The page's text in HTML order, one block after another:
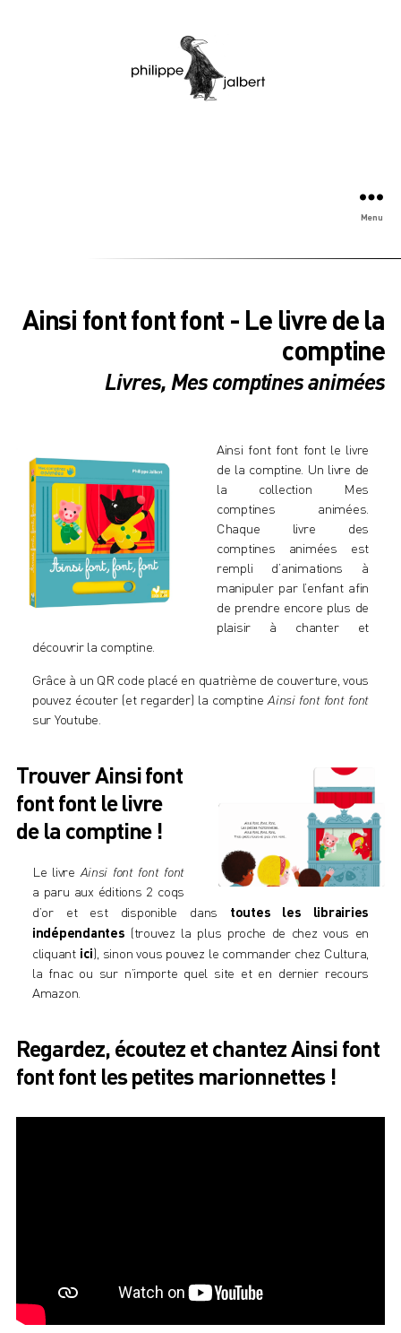
Menu
Ainsi font font font - Le livre de la
comptine
Livres, Mes comptines animées
Ainsi font font font le livre
de la comptine. Un livre de
la collection
Mes
comptines animées.
Chaque livre des
comptines animées est
rempli d’animations à
manipuler par l’enfant afin
de prendre encore plus de
plaisir à chanter et
découvrir la comptine.
Grâce à un QR code placé en quatrième de couverture, vous
pouvez écouter (et regarder) la comptineAinsi font font font
sur Youtube.
Trouver Ainsi font
font font le livre
de la comptine !
Le livreAinsi font font font
a paru aux éditions 2 coqs
d’oret est disponible dans toutes les librairies
indépendantes (trouvez la plus proche de chez vous en
cliquant ici), sinon vous pouvez le commander chez Cultura,
la fnacou sur n’importe quel site et en dernier recours
Amazon.
Regardez, écoutez et chantez Ainsi font
font font les petites marionnettes !